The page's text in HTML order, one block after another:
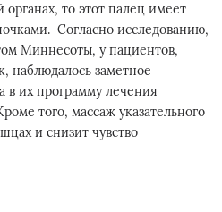
то этот палец имеет
Согласно исследованию,
Миннесоты, у пациентов,
наблюдалось заметное
в их программу лечения
того, массаж указательного
и снизит чувство